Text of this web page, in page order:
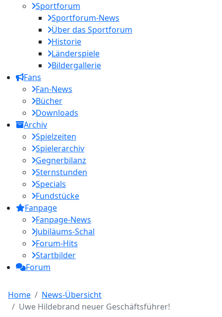
Sportforum
Sportforum-News
Über das Sportforum
Historie
Länderspiele
Bildergallerie
Fans
Fan-News
Bücher
Downloads
Archiv
Spielzeiten
Spielerarchiv
Gegnerbilanz
Sternstunden
Specials
Fundstücke
Fanpage
Fanpage-News
Jubiläums-Schal
Forum-Hits
Startbilder
Forum
Home
News-Übersicht
Uwe Hildebrand neuer Geschäftsführer!